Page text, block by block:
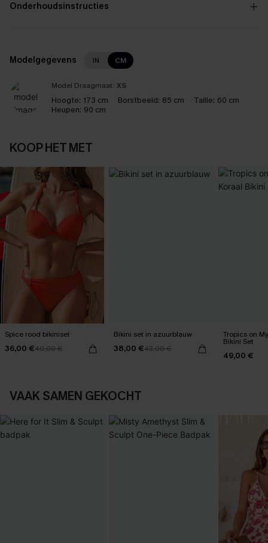
Onderhoudsinstructies
Modelgegevens IN CM
Model Draagmaat: XS
Hoogte: 173 cm Borstbeeld: 85 cm Taille: 60 cm
Heupen: 90 cm
KOOP HET MET
Spice rood bikiniset
36,00 €40,00 €
Bikini set in azuurblauw
38,00 €43,00 €
Tropics on
Bikini Set
49,00 €
VAAK SAMEN GEKOCHT